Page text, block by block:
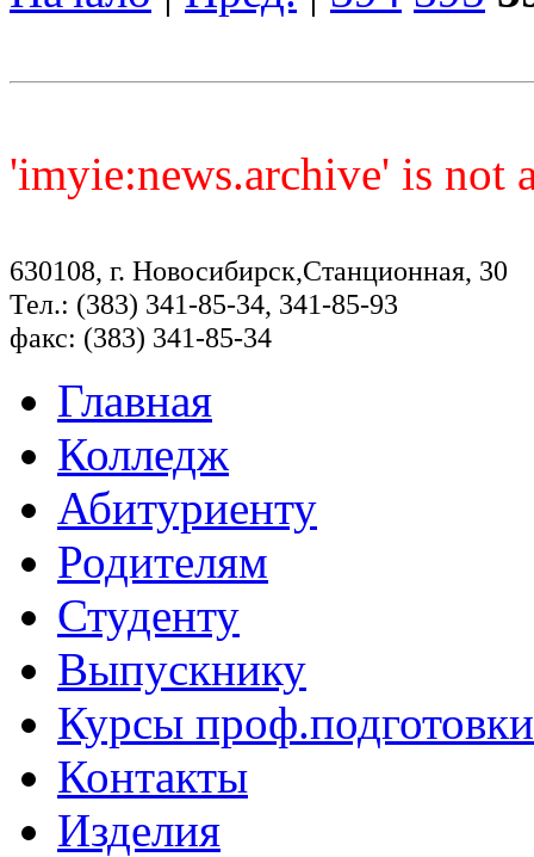
'imyie:news.archive' is not
630108, г. Новосибирск,Станционная, 30
Тел.: (383) 341-85-34, 341-85-93
факс: (383) 341-85-34
Главная
Колледж
Абитуриенту
Родителям
Студенту
Выпускнику
Курсы проф.подготовки
Контакты
Изделия